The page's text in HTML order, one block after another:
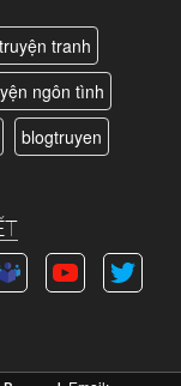
tranh
ngôn tình
blogtruyen